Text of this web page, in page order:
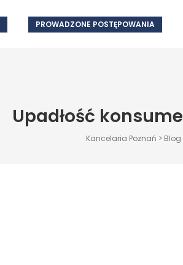
PROWADZONE POSTĘPOWANIA
Upadłość
Kancelaria Poznań > Blog